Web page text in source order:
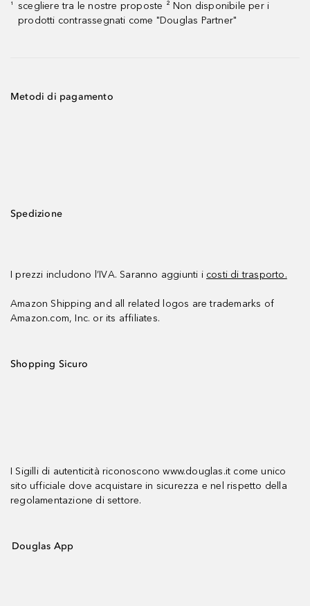
¹
scegliere tra le nostre proposte ² Non disponibile per i
prodotti contrassegnati come "Douglas Partner"
Metodi di pagamento
Spedizione
I prezzi includono l’IVA. Saranno aggiunti i costi di trasporto.
Amazon Shipping and all related logos are trademarks of
Amazon.com, Inc. or its affiliates.
Shopping Sicuro
I Sigilli di autenticità riconoscono www.douglas.it come unico
sito ufficiale dove acquistare in sicurezza e nel rispetto della
regolamentazione di settore.
Douglas App